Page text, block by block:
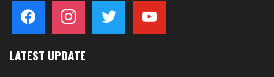
facebook instagram twitter youtube
LATEST UPDATE